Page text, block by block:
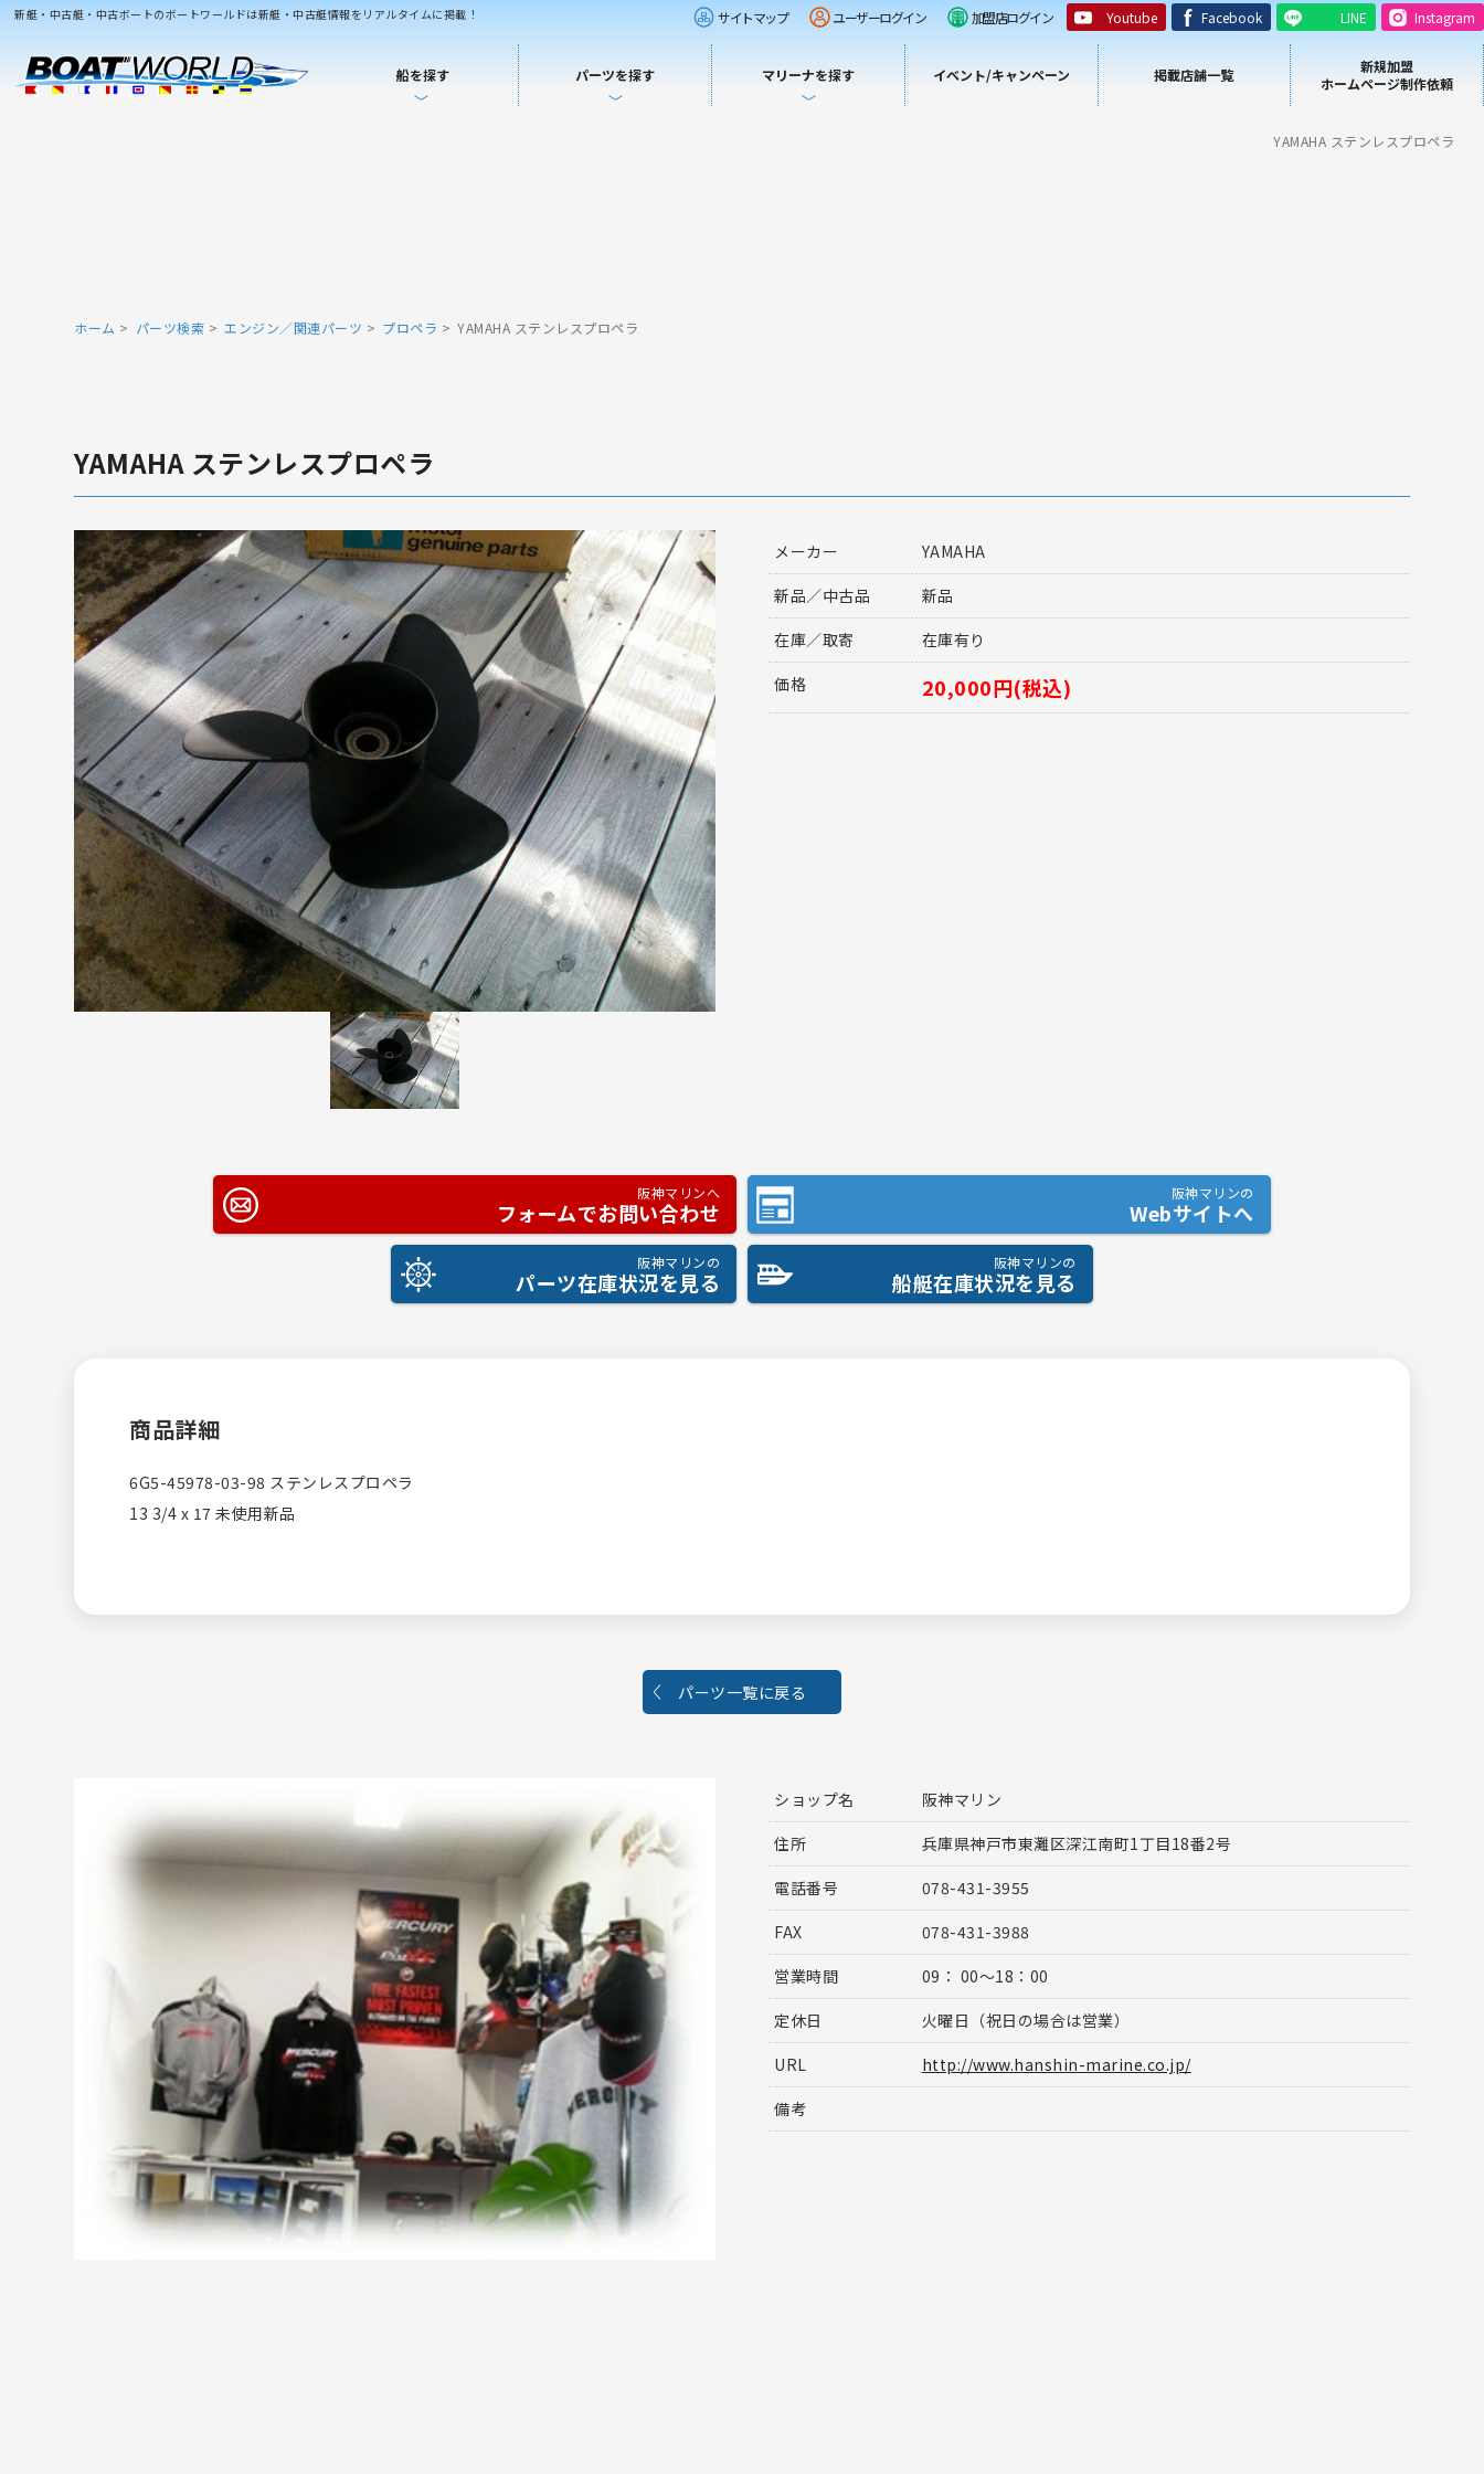
新艇・中古艇・中古ボートのボートワールドは新艇・中古艇情報をリアルタイムに掲載！ サイトマップ ユーザーログイン 加盟店ログイン Youtube Facebook LINE Instagram
船を探す パーツを探す マリーナを探す イベント/キャンペーン 掲載店舗一覧
新規加盟
ホームページ制作依頼
YAMAHA ステンレスプロペラ
ホーム パーツ検索 エンジン／関連パーツ プロペラ YAMAHA ステンレスプロペラ
YAMAHA ステンレスプロペラ
メーカー
YAMAHA
新品／中古品
新品
在庫／取寄
在庫有り
価格
20,000円(税込)
阪神マリンへ
フォームでお問い合わせ
阪神マリンの
Webサイトへ
阪神マリンの
パーツ在庫状況を見る
阪神マリンの
船艇在庫状況を見る
商品詳細
6G5-45978-03-98 ステンレスプロペラ
13 3/4 x 17 未使用新品
パーツ一覧に戻る
ショップ名
阪神マリン
住所
兵庫県神戸市東灘区深江南町1丁目18番2号
電話番号
078-431-3955
FAX
078-431-3988
営業時間
09： 00〜18：00
定休日
火曜日（祝日の場合は営業）
URL
http://www.hanshin-marine.co.jp/
備考